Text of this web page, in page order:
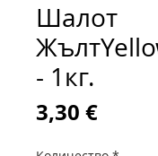
Шалот
- 1кг.
3,30 €Цена